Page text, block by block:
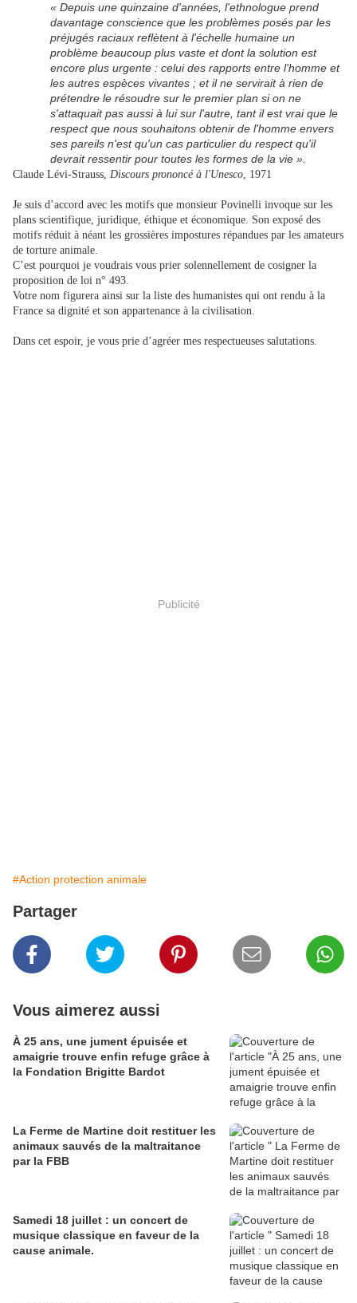
« Depuis une quinzaine d'années, l'ethnologue prend
davantage conscience que les problèmes posés par les
préjugés raciaux reflètent à l'échelle humaine un
problème beaucoup plus vaste et dont la solution est
encore plus urgente : celui des rapports entre l'homme et
les autres espèces vivantes ; et il ne servirait à rien de
prétendre le résoudre sur le premier plan si on ne
s'attaquait pas aussi à lui sur l'autre, tant il est vrai que le
respect que nous souhaitons obtenir de l'homme envers
ses pareils n'est qu'un cas particulier du respect qu'il
devrait ressentir pour toutes les formes de la vie ».
Claude Lévi-Strauss, Discours prononcé à l'Unesco, 1971
Je suis d’accord avec les motifs que monsieur Povinelli invoque sur les
plans scientifique, juridique, éthique et économique. Son exposé des
motifs réduit à néant les grossières impostures répandues par les amateurs
de torture animale.
C’est pourquoi je voudrais vous prier solennellement de cosigner la
proposition de loi n° 493.
Votre nom figurera ainsi sur la liste des humanistes qui ont rendu à la
France sa dignité et son appartenance à la civilisation.
Dans cet espoir, je vous prie d’agréer mes respectueuses salutations.
Publicité
#Action protection animale
Partager
Vous aimerez aussi
À 25 ans, une jument épuisée et
amaigrie trouve enfin refuge grâce à
la Fondation Brigitte Bardot
La Ferme de Martine doit restituer les
animaux sauvés de la maltraitance
par la FBB
Samedi 18 juillet : un concert de
musique classique en faveur de la
cause animale.